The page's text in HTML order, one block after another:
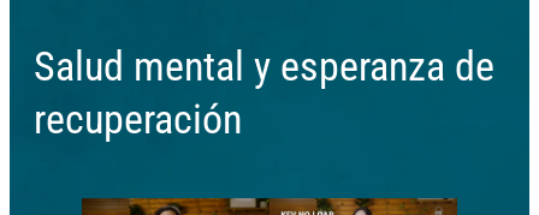
Salud mental y esperanza de
recuperación